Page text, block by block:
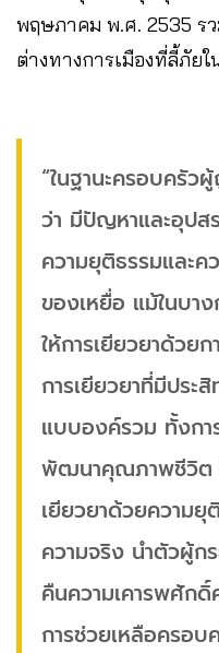
พฤษภาคม พ.ศ. 2535 ร
ต่างทางการเมืองที่ลี้ภัย
“ในฐานะครอบครั
ว่า มีปัญหาและอุปส
ความยุติธรรมและค
ของเหยื่อ แม้ในบา
ให้การเยียวยาด้วย
การเยียวยาที่มีประ
แบบองค์รวม ทั้งกา
พัฒนาคุณภาพชีวิต
เยียวยาด้วยความยุ
ความจริง นำตัวผู้ก
คืนความเคารพศัก
การช่วยเหลือครอบ